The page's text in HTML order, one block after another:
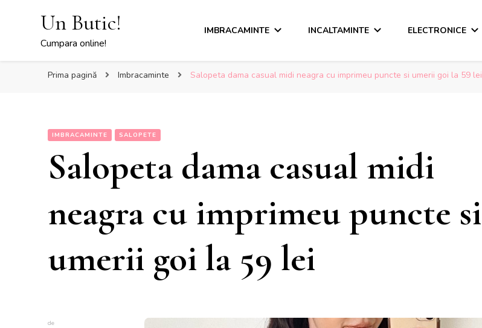
Un Butic!
Cumpara online!
IMBRACAMINTE INCALTAMINTE ELECTRONICE
Prima pagină Imbracaminte Salopeta dama casual midi neagra cu imprimeu puncte si umerii goi la 59 lei
IMBRACAMINTE SALOPETE
Salopeta dama casual midi
neagra cu imprimeu puncte si
umerii goi la 59 lei
de